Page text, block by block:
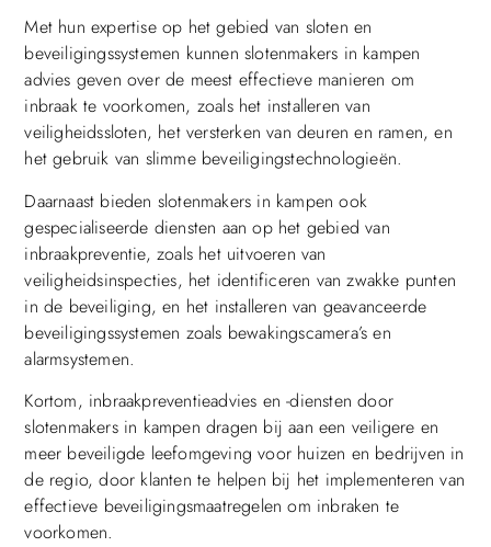
Met hun expertise op het gebied van sloten en
beveiligingssystemen kunnen slotenmakers in kampen
advies geven over de meest effectieve manieren om
inbraak te voorkomen, zoals het installeren van
veiligheidssloten, het versterken van deuren en ramen, en
het gebruik van slimme beveiligingstechnologieën.
Daarnaast bieden slotenmakers in kampen ook
gespecialiseerde diensten aan op het gebied van
inbraakpreventie, zoals het uitvoeren van
veiligheidsinspecties, het identificeren van zwakke punten
in de beveiliging, en het installeren van geavanceerde
beveiligingssystemen zoals bewakingscamera’s en
alarmsystemen.
Kortom, inbraakpreventieadvies en -diensten door
slotenmakers in kampen dragen bij aan een veiligere en
meer beveiligde leefomgeving voor huizen en bedrijven in
de regio, door klanten te helpen bij het implementeren van
effectieve beveiligingsmaatregelen om inbraken te
voorkomen.